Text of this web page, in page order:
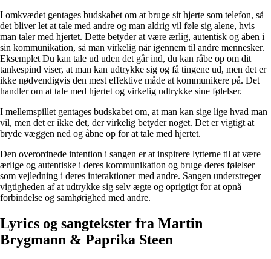
I omkvædet gentages budskabet om at bruge sit hjerte som telefon, så
det bliver let at tale med andre og man aldrig vil føle sig alene, hvis
man taler med hjertet. Dette betyder at være ærlig, autentisk og åben i
sin kommunikation, så man virkelig når igennem til andre mennesker.
Eksemplet Du kan tale ud uden det går ind, du kan råbe op om dit
tankespind viser, at man kan udtrykke sig og få tingene ud, men det er
ikke nødvendigvis den mest effektive måde at kommunikere på. Det
handler om at tale med hjertet og virkelig udtrykke sine følelser.
I mellemspillet gentages budskabet om, at man kan sige lige hvad man
vil, men det er ikke det, der virkelig betyder noget. Det er vigtigt at
bryde væggen ned og åbne op for at tale med hjertet.
Den overordnede intention i sangen er at inspirere lytterne til at være
ærlige og autentiske i deres kommunikation og bruge deres følelser
som vejledning i deres interaktioner med andre. Sangen understreger
vigtigheden af at udtrykke sig selv ægte og oprigtigt for at opnå
forbindelse og samhørighed med andre.
Lyrics og sangtekster fra Martin
Brygmann & Paprika Steen